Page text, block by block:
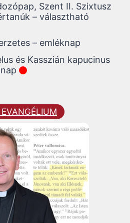
Szent II. Szixtusz
– választható
– emléknap
és Kasszián kapucinus